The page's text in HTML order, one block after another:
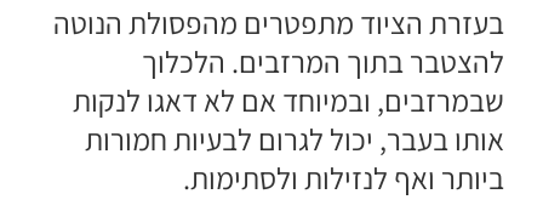
בעזרת הציוד מתפטרים מהפסולת הנוטה
להצטבר בתוך המרזבים. הלכלוך
שבמרזבים, ובמיוחד אם לא דאגו לנקות
אותו בעבר, יכול לגרום לבעיות חמורות
ביותר ואף לנזילות ולסתימות.